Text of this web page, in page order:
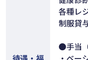
各種レ
制服貸
●手当（